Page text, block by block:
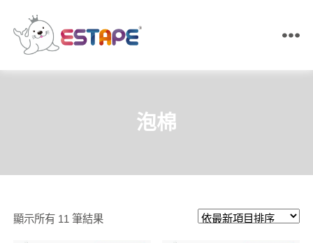
王
帶・
泡棉
顯示所有 11 筆結果依